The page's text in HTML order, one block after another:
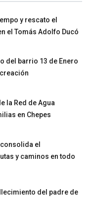
y rescato el
el Tomás Adolfo Ducó
del barrio 13 de Enero
la Red de Agua
en Chepes
el
y caminos en todo
del padre de